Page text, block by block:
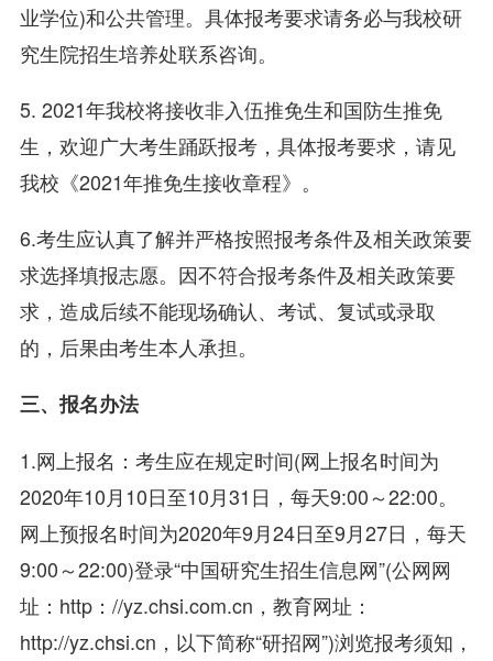
业学位)和公共管理。具体报考要求请务必与我校研
究生院招生培养处联系咨询。
5. 2021年我校将接收非入伍推免生和国防生推免
生，欢迎广大考生踊跃报考，具体报考要求，请见
我校《2021年推免生接收章程》。
6.考生应认真了解并严格按照报考条件及相关政策要
求选择填报志愿。因不符合报考条件及相关政策要
求，造成后续不能现场确认、考试、复试或录取
的，后果由考生本人承担。
三、报名办法
1.网上报名：考生应在规定时间(网上报名时间为
2020年10月10日至10月31日，每天9:00～22:00。
网上预报名时间为2020年9月24日至9月27日，每天
9:00～22:00)登录“中国研究生招生信息网”(公网网
址：http：//yz.chsi.com.cn，教育网址：
http://yz.chsi.cn，以下简称“研招网”)浏览报考须知，